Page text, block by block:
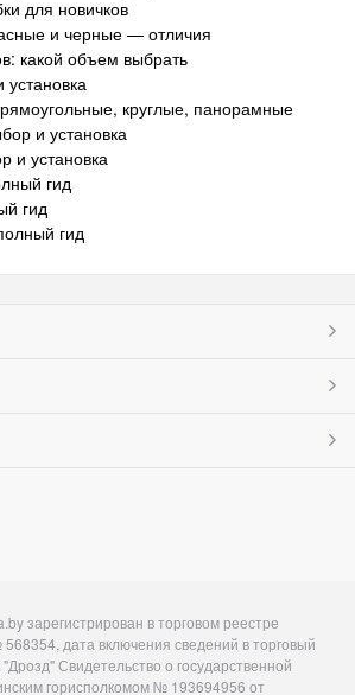
для новичков
и черные — отличия
какой объем выбрать
круглые, панорамные
и установка
и установка
гид
гид
гид
зарегистрирован в торговом реестре
дата включения сведений в торговый
Свидетельство о государственной
горисполкомом № 193694956 от